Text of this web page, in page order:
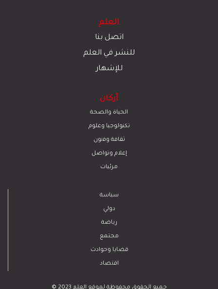
العلم
اتصل بنا
للنشر في العلم
للإشهار
أركان
الحياة والصحة
تكنولوجيا وعلوم
ﺛﻘﺎﻓﺔ وﻓﻧون
إعلام وتواصل
مرئيات
سياسة
دولي
رياضة
مجتمع
قضايا وحوادث
اقتصاد